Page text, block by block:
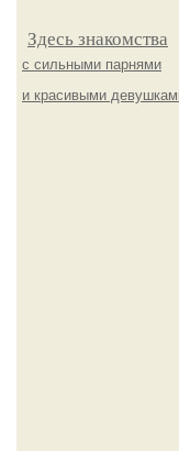
Здесь знакомства
с сильными парнями
и красивыми